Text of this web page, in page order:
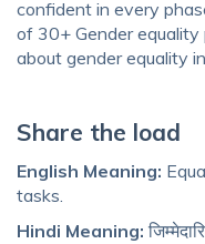
confident in every
of 30+ Gender
about gender equality
Share the load
English Meaning:
tasks.
Hindi Meaning: